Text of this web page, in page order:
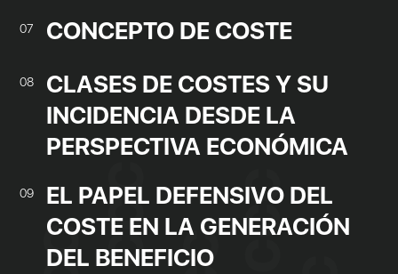
07 CONCEPTO DE COSTE
08
CLASES DE COSTES Y SU
INCIDENCIA DESDE LA
PERSPECTIVA ECONÓMICA
09
EL PAPEL DEFENSIVO DEL
COSTE EN LA GENERACIÓN
DEL BENEFICIO